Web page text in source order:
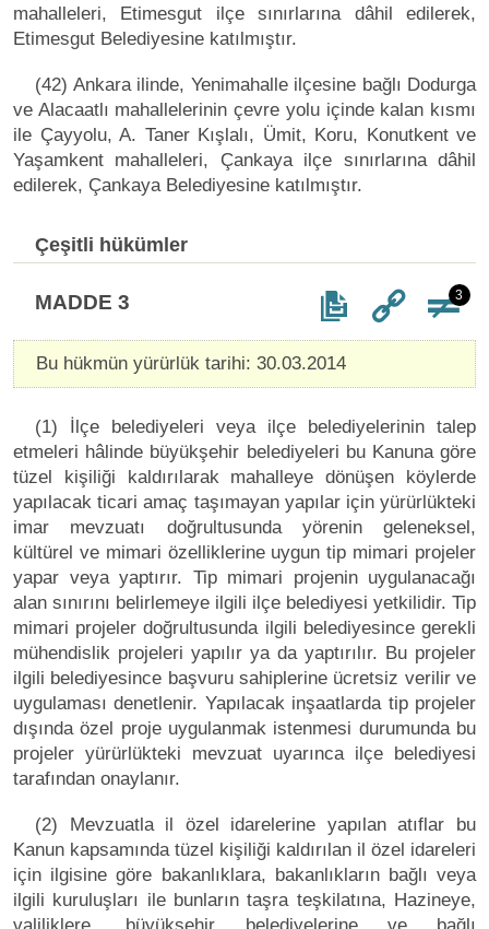
mahalleleri, Etimesgut ilçe sınırlarına dâhil edilerek,
Etimesgut Belediyesine katılmıştır.
(42) Ankara ilinde, Yenimahalle ilçesine bağlı Dodurga
ve Alacaatlı mahallelerinin çevre yolu içinde kalan kısmı
ile Çayyolu, A. Taner Kışlalı, Ümit, Koru, Konutkent ve
Yaşamkent mahalleleri, Çankaya ilçe sınırlarına dâhil
edilerek, Çankaya Belediyesine katılmıştır.
Çeşitli hükümler
MADDE 3 3
Bu hükmün yürürlük tarihi: 30.03.2014
(1) İlçe belediyeleri veya ilçe belediyelerinin talep
etmeleri hâlinde büyükşehir belediyeleri bu Kanuna göre
tüzel kişiliği kaldırılarak mahalleye dönüşen köylerde
yapılacak ticari amaç taşımayan yapılar için yürürlükteki
imar mevzuatı doğrultusunda yörenin geleneksel,
kültürel ve mimari özelliklerine uygun tip mimari projeler
yapar veya yaptırır. Tip mimari projenin uygulanacağı
alan sınırını belirlemeye ilgili ilçe belediyesi yetkilidir. Tip
mimari projeler doğrultusunda ilgili belediyesince gerekli
mühendislik projeleri yapılır ya da yaptırılır. Bu projeler
ilgili belediyesince başvuru sahiplerine ücretsiz verilir ve
uygulaması denetlenir. Yapılacak inşaatlarda tip projeler
dışında özel proje uygulanmak istenmesi durumunda bu
projeler yürürlükteki mevzuat uyarınca ilçe belediyesi
tarafından onaylanır.
(2) Mevzuatla il özel idarelerine yapılan atıflar bu
Kanun kapsamında tüzel kişiliği kaldırılan il özel idareleri
için ilgisine göre bakanlıklara, bakanlıkların bağlı veya
ilgili kuruluşları ile bunların taşra teşkilatına, Hazineye,